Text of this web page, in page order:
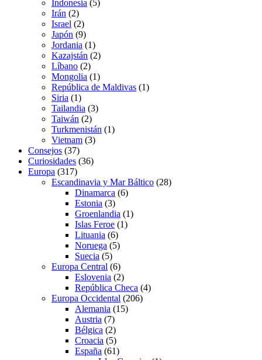
Indonesia (5)
Irán (2)
Israel (2)
Japón (9)
Jordania (1)
Kazajstán (2)
Líbano (2)
Mongolia (1)
República de Maldivas (1)
Siria (1)
Tailandia (3)
Taiwán (2)
Turkmenistán (1)
Vietnam (3)
Consejos (37)
Curiosidades (36)
Europa (317)
Escandinavia y Mar Báltico (28)
Dinamarca (6)
Estonia (3)
Groenlandia (1)
Islas Feroe (1)
Lituania (6)
Noruega (5)
Suecia (5)
Europa Central (6)
Eslovenia (2)
República Checa (4)
Europa Occidental (206)
Alemania (15)
Austria (7)
Bélgica (2)
Croacia (5)
España (61)